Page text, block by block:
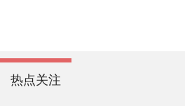
热点关注